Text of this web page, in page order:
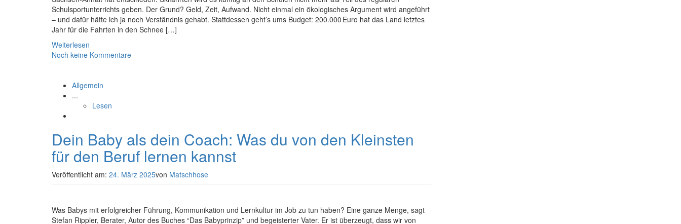
Schulsportunterrichts geben. Der Grund? Geld, Zeit, Aufwand. Nicht einmal ein ökologisches Argument wird angeführt
– und dafür hätte ich ja noch Verständnis gehabt. Stattdessen geht’s ums Budget: 200.000 Euro hat das Land letztes
Jahr für die Fahrten in den Schnee […]
Weiterlesen
Noch keine Kommentare
Allgemein
...
Lesen
Dein Baby als dein Coach: Was du von den Kleinsten
für den Beruf lernen kannst
Veröffentlicht am: 24. März 2025von Matschhose
Was Babys mit erfolgreicher Führung, Kommunikation und Lernkultur im Job zu tun haben? Eine ganze Menge, sagt
Stefan Rippler, Berater, Autor des Buches “Das Babyprinzip” und begeisterter Vater. Er ist überzeugt, dass wir von